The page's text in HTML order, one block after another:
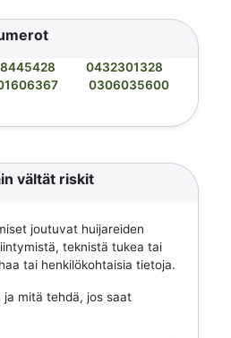
0432301328
0306035600
vältät riskit
joutuvat huijareiden
teknistä tukea tai
tai henkilökohtaisia tietoja.
ja mitä tehdä, jos saat